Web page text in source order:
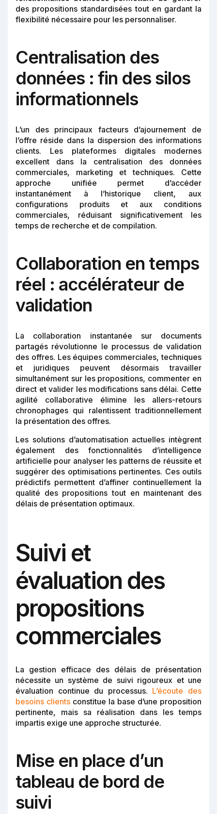
des propositions standardisées tout en gardant la
flexibilité nécessaire pour les personnaliser.
Centralisation des
données : fin des silos
informationnels
L’un des principaux facteurs d’ajournement de
l’offre réside dans la dispersion des informations
clients. Les plateformes digitales modernes
excellent dans la centralisation des données
commerciales, marketing et techniques. Cette
approche unifiée permet d’accéder
instantanément à l’historique client, aux
configurations produits et aux conditions
commerciales, réduisant significativement les
temps de recherche et de compilation.
Collaboration en temps
réel : accélérateur de
validation
La collaboration instantanée sur documents
partagés révolutionne le processus de validation
des offres. Les équipes commerciales, techniques
et juridiques peuvent désormais travailler
simultanément sur les propositions, commenter en
direct et valider les modifications sans délai. Cette
agilité collaborative élimine les allers-retours
chronophages qui ralentissent traditionnellement
la présentation des offres.
Les solutions d’automatisation actuelles intègrent
également des fonctionnalités d’intelligence
artificielle pour analyser les patterns de réussite et
suggérer des optimisations pertinentes. Ces outils
prédictifs permettent d’affiner continuellement la
qualité des propositions tout en maintenant des
délais de présentation optimaux.
Suivi et
évaluation des
propositions
commerciales
La gestion efficace des délais de présentation
nécessite un système de suivi rigoureux et une
évaluation continue du processus. L’écoute des
besoins clients constitue la base d’une proposition
pertinente, mais sa réalisation dans les temps
impartis exige une approche structurée.
Mise en place d’un
tableau de bord de
suivi